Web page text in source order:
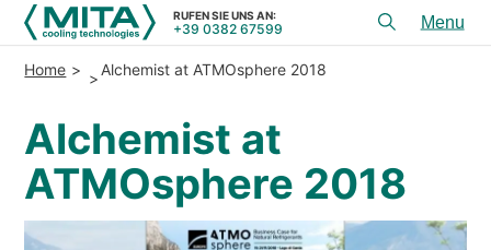
RUFEN SIE UNS AN:
+39 0382 67599
menu
PRODUKTE
ANWENDUNGEN
DIENSTLEISTUNGEN & BERATUNG
SERVICE
Home Alchemist at ATMOsphere 2018
Alchemist at
ATMOsphere 2018